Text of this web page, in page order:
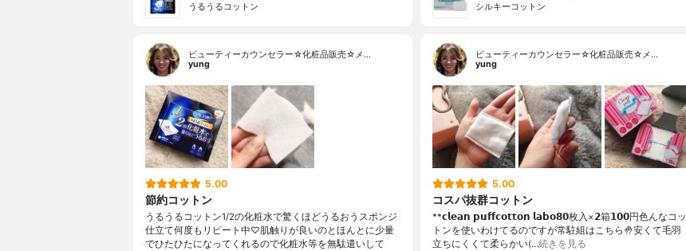
うるうるコットン
シルキーコットン
ビューティーカウンセラー☆化粧品販売☆メ…
yung
5.00
節約コットン
うるうるコットン1/2の化粧水で驚くほどうるおうスポンジ
仕立て何度もリピート中♡肌触りが良いのとほんとに少量
でひたひたになってくれるので化粧水等を無駄遣いして
ビューティーカウンセラー☆化粧品販売☆メ…
yung
5.00
コスパ抜群コットン
**𝗰𝗹𝗲𝗮𝗻 𝗽𝘂𝗳𝗳𝗰𝗼𝘁𝘁𝗼𝗻 𝗹𝗮𝗯𝗼⁡𝟴𝟬枚入×𝟮箱𝟭𝟬𝟬円⁡⁡色んなコッ
トンを使いわけてるのですが常駐組はこちら🤚⁡安くて毛羽
立ちにくくて柔らかい(…続きを見る